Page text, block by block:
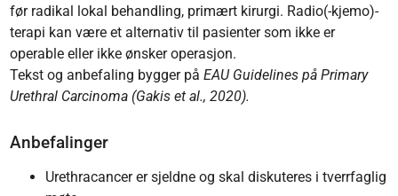
før radikal lokal behandling, primært kirurgi. Radio(-kjemo)-
terapi kan være et alternativ til pasienter som ikke er
operable eller ikke ønsker operasjon.
Tekst og anbefaling bygger påEAU Guidelines på Primary
Urethral Carcinoma (Gakis et al., 2020).
Anbefalinger
Urethracancer er sjeldne og skal diskuteres i tverrfaglig